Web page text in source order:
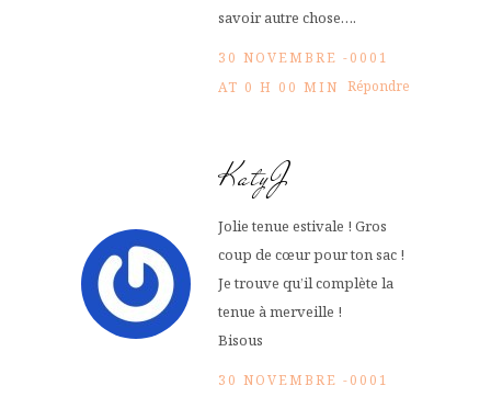
savoir autre chose….
30 NOVEMBRE -0001
AT 0 H 00 MIN Répondre
KatyJ
Jolie tenue estivale ! Gros
coup de cœur pour ton sac !
Je trouve qu’il complète la
tenue à merveille !
Bisous
30 NOVEMBRE -0001